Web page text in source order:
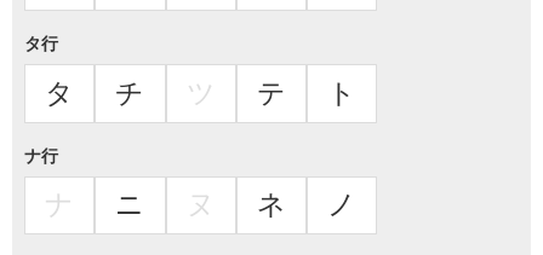
タ行
タ チ ツ テ ト
ナ行
ナ ニ ヌ ネ ノ